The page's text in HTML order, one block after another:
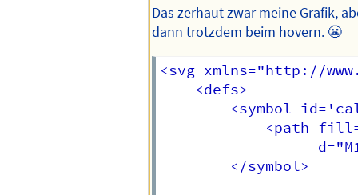
Das zerhaut zwar meine Grafik,
dann trotzdem beim hovern. 😬
<svg xmlns="http://
    <defs>
<symbol
<path
        </symbol>